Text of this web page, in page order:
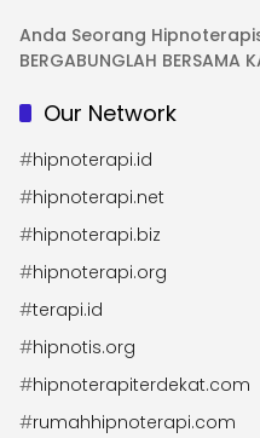
Anda Seorang
BERGABUNGLAH BERSAMA
Our Network
#hipnoterapi.id
#hipnoterapi.net
#hipnoterapi.biz
#hipnoterapi.org
#terapi.id
#hipnotis.org
#hipnoterapiterdekat.com
#rumahhipnoterapi.com